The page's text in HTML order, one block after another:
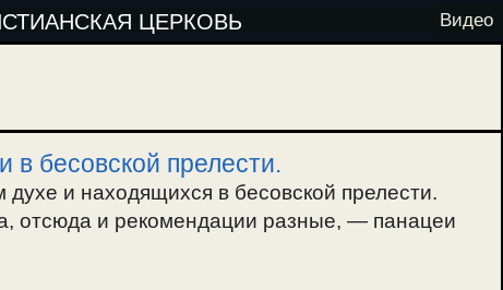
ЦЕРКОВЬ Видео
в бесовской прелести.
духе и находящихся в бесовской прелести.
отсюда и рекомендации разные, — панацеи